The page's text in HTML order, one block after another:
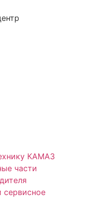
КАМАЗ
части
сервисное